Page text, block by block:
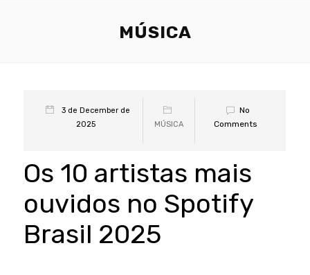
MÚSICA
3 de December de
2025
MÚSICA
No
Comments
Os 10 artistas mais
ouvidos no Spotify
Brasil 2025